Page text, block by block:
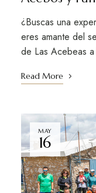
¿Buscas una
eres amante del
de Las Acebeas
Read More
MAY
16